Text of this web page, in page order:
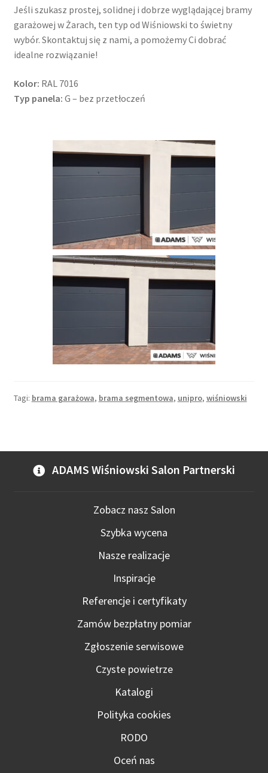
Jeśli szukasz prostej, solidnej i dobrze wyglądającej bramy
garażowej w Żarach, ten typ od Wiśniowski to świetny
wybór. Skontaktuj się z nami, a pomożemy Ci dobrać
idealne rozwiązanie!
Kolor: RAL 7016
Typ panela: G – bez przetłoczeń
Tagi: brama garażowa, brama segmentowa, unipro, wiśniowski
ADAMS Wiśniowski Salon Partnerski
Zobacz nasz Salon
Szybka wycena
Nasze realizacje
Inspiracje
Referencje i certyfikaty
Zamów bezpłatny pomiar
Zgłoszenie serwisowe
Czyste powietrze
Katalogi
Polityka cookies
RODO
Oceń nas